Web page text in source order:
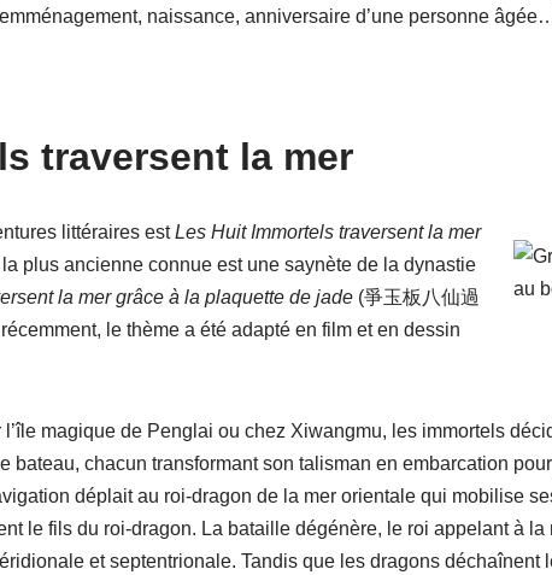
naissance, anniversaire d’une personne
traversent la mer
littéraires estLes Huit Immortels traversent la mer
plus ancienne connue est une saynète de la dynastie
la mer grâce à la plaquette de jade (爭玉板八仙過
le thème a été adapté en film et en dessin
magique de Penglai ou chez Xiwangmu, les immortels
bateau, chacun transformant son talisman en embarcation
déplait au roi-dragon de la mer orientale qui mobilise
le fils du roi-dragon. La bataille dégénère, le roi appelant à la
et septentrionale. Tandis que les dragons déchaînent